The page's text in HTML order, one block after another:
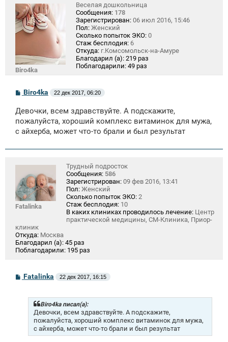
Biro4ka
Веселая дошкольница
Сообщения: 178
Зарегистрирован: 06 июл 2016, 15:46
Пол: Женский
Сколько попыток ЭКО: 0
Стаж бесплодия: 6
Откуда: г.Комсомольск-на-Амуре
Благодарил (а): 219 раз
Поблагодарили: 49 раз
С
о
б
щ
н
е
Biro4ka 22 дек 2017, 06:20
Девочки, всем здравствуйте. А подскажите,
пожалуйста, хороший комплекс витаминок для мужа,
с айхерба, может что-то брали и был результат
Fatalinka
Трудный подросток
Сообщения: 586
Зарегистрирован: 09 фев 2016, 13:41
Пол: Женский
Сколько попыток ЭКО: 2
Стаж бесплодия: 10
В каких клиниках проводилось лечение: Центр
практической медицины, СМ-Клиника, Приор-
клиник
Откуда: Москва
Благодарил (а): 45 раз
Поблагодарили: 195 раз
С
о
Fatalinka 22 дек 2017, 16:15
Biro4ka писал(а):
Девочки, всем здравствуйте. А подскажите,
пожалуйста, хороший комплекс витаминок для мужа,
с айхерба, может что-то брали и был результат